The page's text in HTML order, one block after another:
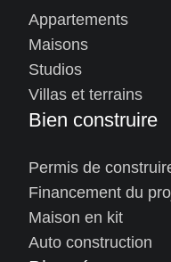
Appartements
Maisons
Studios
Villas et terrains
Bien construire
Permis de
Financement du
Maison en kit
Auto construction